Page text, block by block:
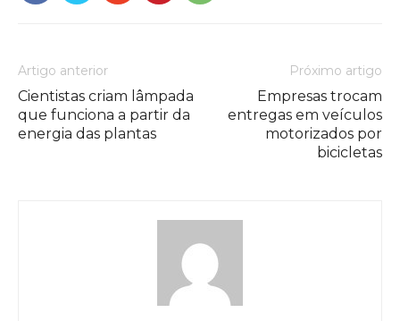
Artigo anterior
Cientistas criam lâmpada
que funciona a partir da
energia das plantas
Próximo artigo
Empresas trocam
entregas em veículos
motorizados por
bicicletas